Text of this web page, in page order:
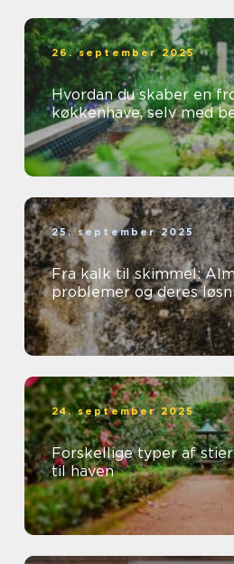
26. september 2025
Hvordan du skaber en
køkkenhave, selv med
25. september 2025
Fra kalk til skimmel:
problemer og deres
24. september 2025
Forskellige typer af
til haven